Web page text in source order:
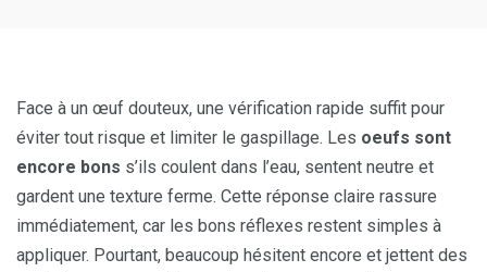
Face à un œuf douteux, une vérification rapide suffit pour
éviter tout risque et limiter le gaspillage. Les oeufs sont
encore bons s’ils coulent dans l’eau, sentent neutre et
gardent une texture ferme. Cette réponse claire rassure
immédiatement, car les bons réflexes restent simples à
appliquer. Pourtant, beaucoup hésitent encore et jettent des